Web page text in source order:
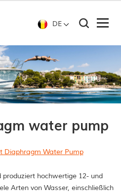
DE
water pump
Diaphragm Water Pump
produziert hochwertige 12- und
Arten von Wasser, einschließlich